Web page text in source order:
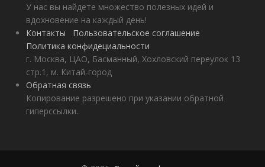
У нас вы найдете множество полезных идей и
вдохновение на каждый день!
Контакты
Пользовательское соглашение
Политика конфидециальности
г. Москва, ЦАО, Басманный, Хохловский переулок 13
стр.1, м. Китай-город
Обратная связь
Копирование разрешено при указании обратной
гиперссылки.